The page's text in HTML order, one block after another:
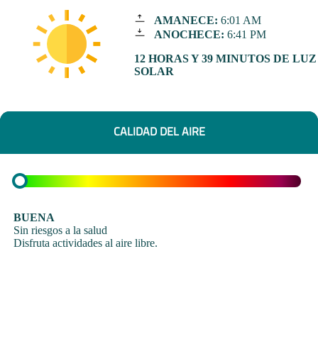
AMANECE: 6:01 AM
ANOCHECE: 6:41 PM
12 HORAS Y 39 MINUTOS DE LUZ
SOLAR
CALIDAD DEL AIRE
BUENA
Sin riesgos a la salud
Disfruta actividades al aire libre.